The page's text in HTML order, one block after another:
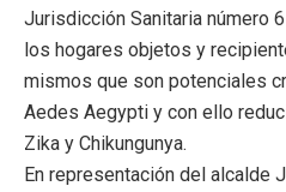
Jurisdicción Sanitaria número
los hogares objetos y
mismos que son potenciales
Aedes Aegypti y con ello
Zika y Chikungunya.
En representación del alcalde